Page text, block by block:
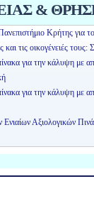
&
Κρήτης για το
τις οικογένειές
για την κάλυψη με
για την κάλυψη με
Αξιολογικών